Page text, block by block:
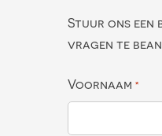
Stuur ons een
vragen te
Voornaam *